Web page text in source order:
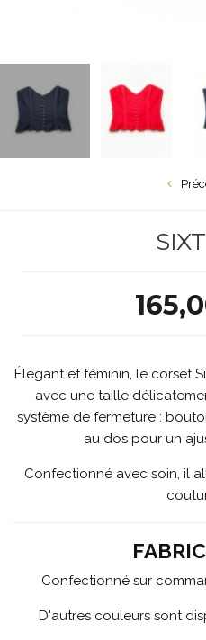
Élégant et féminin, le corset
avec une taille
système de fermeture :
au dos pour un
Confectionné avec soin, il
Confectionné sur
D'autres couleurs sont